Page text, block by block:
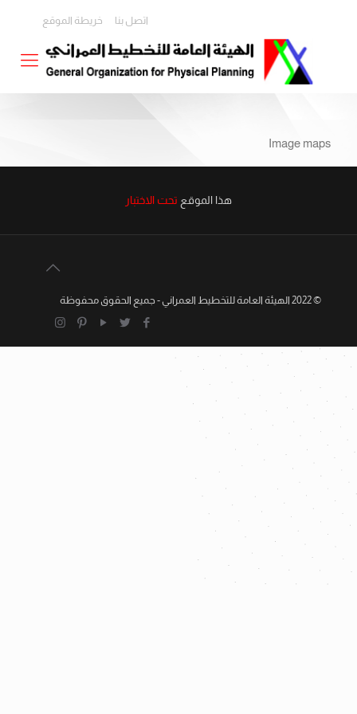
اتصل بنا خريطة الموقع
Image maps
هذا الموقع تحت الاختبار
© 2022 الهيئة العامة للتخطيط العمراني - جميع الحقوق محفوظة